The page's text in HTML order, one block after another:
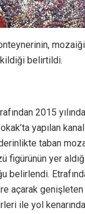
belirtildi.
2015
yapılan
taban
figürünün yer
belirlendi.
açarak
ile yol